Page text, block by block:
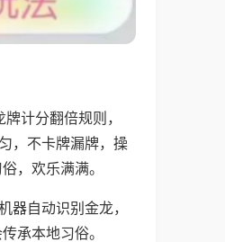
计分翻倍规则，
，不卡牌漏牌，操
，欢乐满满。
自动识别金龙，
承本地习俗。